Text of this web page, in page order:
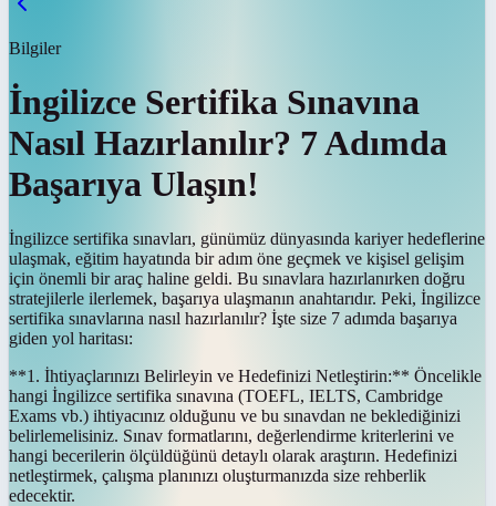
Bilgiler
İngilizce Sertifika Sınavına
Nasıl Hazırlanılır? 7 Adımda
Başarıya Ulaşın!
İngilizce sertifika sınavları, günümüz dünyasında kariyer hedeflerine
ulaşmak, eğitim hayatında bir adım öne geçmek ve kişisel gelişim
için önemli bir araç haline geldi. Bu sınavlara hazırlanırken doğru
stratejilerle ilerlemek, başarıya ulaşmanın anahtarıdır. Peki, İngilizce
sertifika sınavlarına nasıl hazırlanılır? İşte size 7 adımda başarıya
giden yol haritası:
**1. İhtiyaçlarınızı Belirleyin ve Hedefinizi Netleştirin:** Öncelikle
hangi İngilizce sertifika sınavına (TOEFL, IELTS, Cambridge
Exams vb.) ihtiyacınız olduğunu ve bu sınavdan ne beklediğinizi
belirlemelisiniz. Sınav formatlarını, değerlendirme kriterlerini ve
hangi becerilerin ölçüldüğünü detaylı olarak araştırın. Hedefinizi
netleştirmek, çalışma planınızı oluşturmanızda size rehberlik
edecektir.